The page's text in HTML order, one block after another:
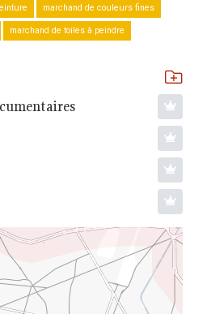
marchand de couleurs fines
marchand de toiles à peindre